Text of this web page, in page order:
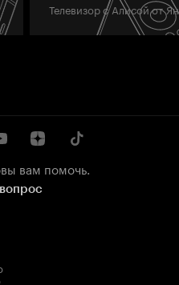
Телевизор с Алисой от
вам помочь.